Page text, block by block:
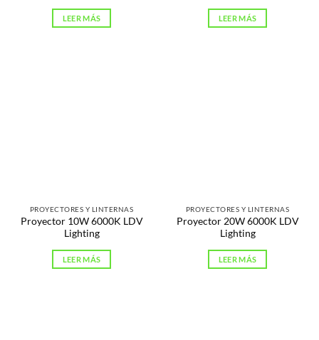
LEER MÁS LEER MÁS
PROYECTORES Y LINTERNAS
Proyector 10W 6000K LDV
Lighting
LEER MÁS
PROYECTORES Y LINTERNAS
Proyector 20W 6000K LDV
Lighting
LEER MÁS